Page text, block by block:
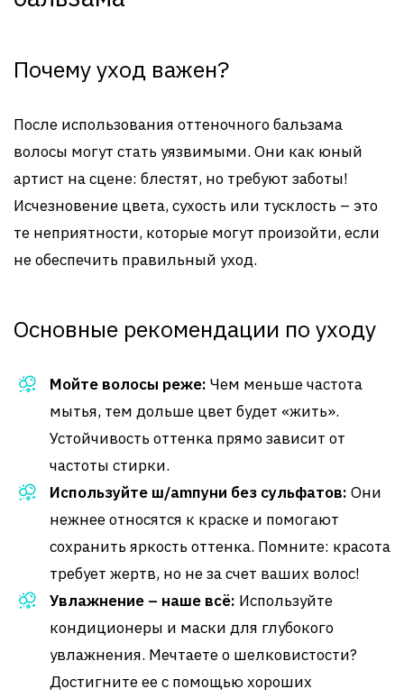
Почему уход важен?
После использования оттеночного бальзама
волосы могут стать уязвимыми. Они как юный
артист на сцене: блестят, но требуют заботы!
Исчезновение цвета, сухость или тусклость – это
те неприятности, которые могут произойти, если
не обеспечить правильный уход.
Основные рекомендации по уходу
Мойте волосы реже: Чем меньше частота
мытья, тем дольше цвет будет «жить».
Устойчивость оттенка прямо зависит от
частоты стирки.
Используйте ш/amпуни без сульфатов: Они
нежнее относятся к краске и помогают
сохранить яркость оттенка. Помните: красота
требует жертв, но не за счет ваших волос!
Увлажнение – наше всё: Используйте
кондиционеры и маски для глубокого
увлажнения. Мечтаете о шелковистости?
Достигните ее с помощью хороших